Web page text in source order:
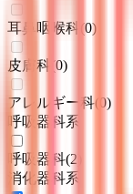
耳鼻咽喉科 (0)
皮膚科 (0)
アレルギー科( 0)
呼吸器科系
呼吸器科(2
消化器科系